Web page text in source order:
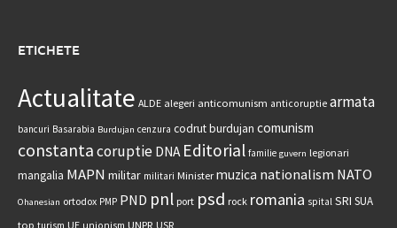
ETICHETE
Actualitate ALDE alegeri anticomunism anticoruptie armata
bancuri Basarabia Burdujan cenzura codrut burdujan comunism
constantacoruptie DNA Editorial familie guvern legionari
mangalia MAPN militar militari Minister muzica nationalism NATO
Ohanesian ortodox PMP PND pnl port psd rock romania spital SRI SUA
top turism UE unionism UNPR USR